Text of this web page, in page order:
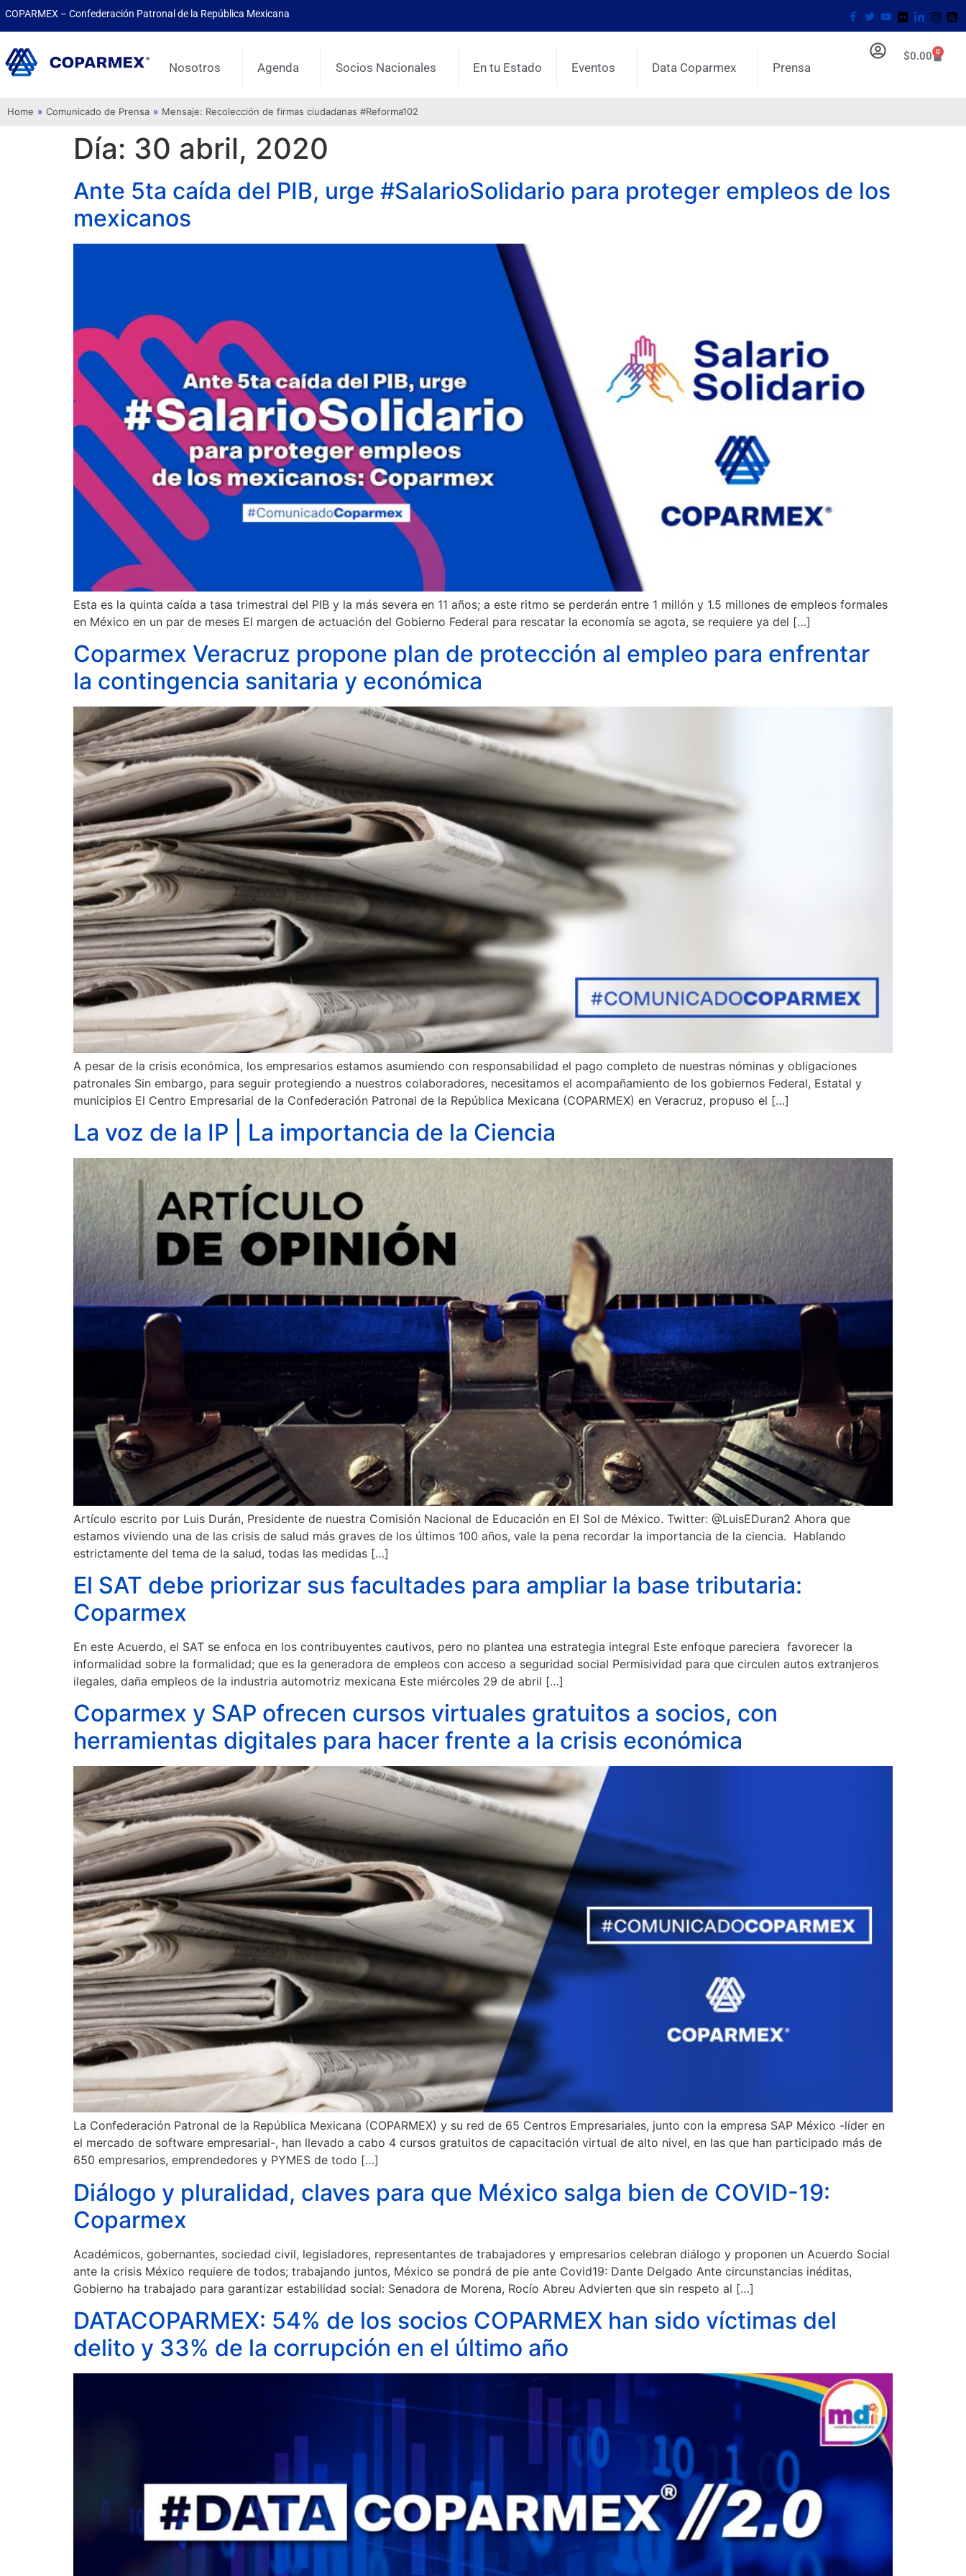
COPARMEX – Confederación Patronal de la República Mexicana
Nosotros Agenda Socios Nacionales En tu Estado Eventos Data Coparmex Prensa
$0.00 0
Home » Comunicado de Prensa » Mensaje: Recolección de firmas ciudadanas #Reforma102
Día: 30 abril, 2020
Ante 5ta caída del PIB, urge #SalarioSolidario para proteger empleos de los
mexicanos
Esta es la quinta caída a tasa trimestral del PIB y la más severa en 11 años; a este ritmo se perderán entre 1 millón y 1.5 millones de empleos formales
en México en un par de meses El margen de actuación del Gobierno Federal para rescatar la economía se agota, se requiere ya del […]
Coparmex Veracruz propone plan de protección al empleo para enfrentar
la contingencia sanitaria y económica
A pesar de la crisis económica, los empresarios estamos asumiendo con responsabilidad el pago completo de nuestras nóminas y obligaciones
patronales Sin embargo, para seguir protegiendo a nuestros colaboradores, necesitamos el acompañamiento de los gobiernos Federal, Estatal y
municipios El Centro Empresarial de la Confederación Patronal de la República Mexicana (COPARMEX) en Veracruz, propuso el […]
La voz de la IP | La importancia de la Ciencia
Artículo escrito por Luis Durán, Presidente de nuestra Comisión Nacional de Educación en El Sol de México. Twitter: @LuisEDuran2 Ahora que
estamos viviendo una de las crisis de salud más graves de los últimos 100 años, vale la pena recordar la importancia de la ciencia. Hablando
estrictamente del tema de la salud, todas las medidas […]
El SAT debe priorizar sus facultades para ampliar la base tributaria:
Coparmex
En este Acuerdo, el SAT se enfoca en los contribuyentes cautivos, pero no plantea una estrategia integral Este enfoque pareciera favorecer la
informalidad sobre la formalidad; que es la generadora de empleos con acceso a seguridad social Permisividad para que circulen autos extranjeros
ilegales, daña empleos de la industria automotriz mexicana Este miércoles 29 de abril […]
Coparmex y SAP ofrecen cursos virtuales gratuitos a socios, con
herramientas digitales para hacer frente a la crisis económica
La Confederación Patronal de la República Mexicana (COPARMEX) y su red de 65 Centros Empresariales, junto con la empresa SAP México -líder en
el mercado de software empresarial-, han llevado a cabo 4 cursos gratuitos de capacitación virtual de alto nivel, en las que han participado más de
650 empresarios, emprendedores y PYMES de todo […]
Diálogo y pluralidad, claves para que México salga bien de COVID-19:
Coparmex
Académicos, gobernantes, sociedad civil, legisladores, representantes de trabajadores y empresarios celebran diálogo y proponen un Acuerdo Social
ante la crisis México requiere de todos; trabajando juntos, México se pondrá de pie ante Covid19: Dante Delgado Ante circunstancias inéditas,
Gobierno ha trabajado para garantizar estabilidad social: Senadora de Morena, Rocío Abreu Advierten que sin respeto al […]
DATACOPARMEX: 54% de los socios COPARMEX han sido víctimas del
delito y 33% de la corrupción en el último año